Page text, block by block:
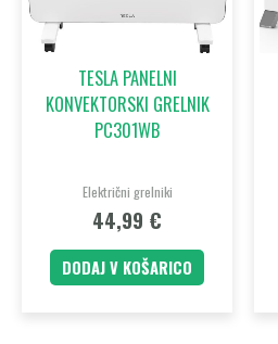
TESLA PANELNI
KONVEKTORSKI GRELNIK
PC301WB
Električni grelniki
44,99 €
DODAJ V KOŠARICO